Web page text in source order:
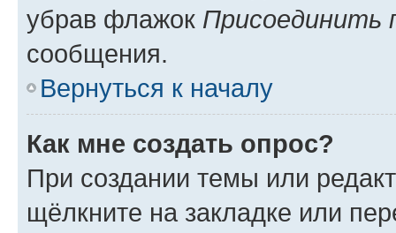
убрав флажок Присоединить
сообщения.
Вернуться к началу
Как мне создать опрос?
При создании темы или
щёлкните на закладке или